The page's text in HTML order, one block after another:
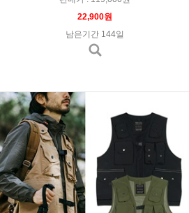
22,900원
남은기간 144일